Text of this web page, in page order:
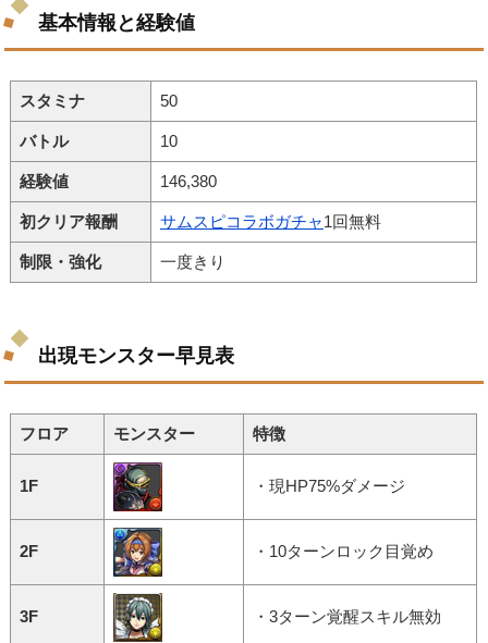
基本情報と経験値
スタミナ 50
バトル 10
経験値 146,380
初クリア報酬 サムスピコラボガチャ1回無料
制限・強化 一度きり
出現モンスター早見表
フロア モンスター 特徴
1F ・現HP75%ダメージ
2F ・10ターンロック目覚め
3F ・3ターン覚醒スキル無効